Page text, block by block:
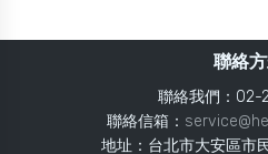
聯絡
聯絡我們：02-
聯絡信箱：
地址：台北市大安區市